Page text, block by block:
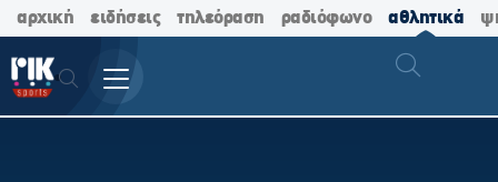
αρχική ειδήσεις τηλεόραση ραδιόφωνο αθλητικά